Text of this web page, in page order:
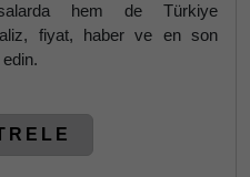
hem de Türkiye
fiyat, haber ve en son